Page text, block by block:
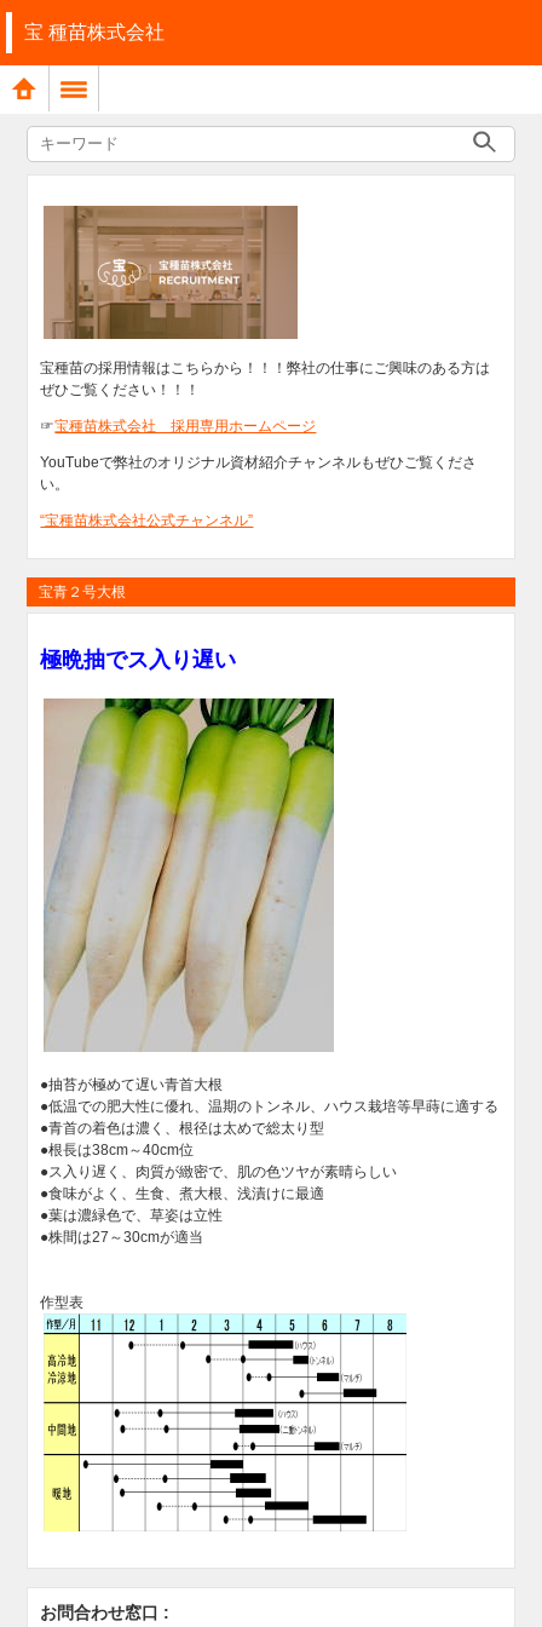
宝 種苗株式会社
宝種苗の採用情報はこちらから！！！弊社の仕事にご興味のある方は
ぜひご覧ください！！！
☞宝種苗株式会社 採用専用ホームページ
YouTubeで弊社のオリジナル資材紹介チャンネルもぜひご覧くださ
い。
“宝種苗株式会社公式チャンネル”
宝青２号大根
極晩抽でス入り遅い
●抽苔が極めて遅い青首大根
●低温での肥大性に優れ、温期のトンネル、ハウス栽培等早蒔に適する
●青首の着色は濃く、根径は太めで総太り型
●根長は38cm～40cm位
●ス入り遅く、肉質が緻密で、肌の色ツヤが素晴らしい
●食味がよく、生食、煮大根、浅漬けに最適
●葉は濃緑色で、草姿は立性
●株間は27～30cmが適当
作型表
お問合わせ窓口 :